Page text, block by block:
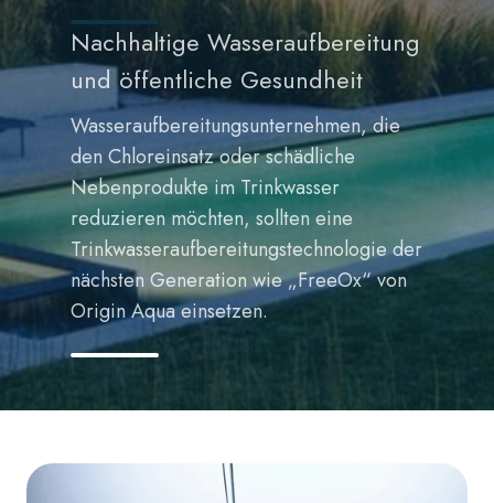
Nachhaltige Wasseraufbereitung
und öffentliche Gesundheit
Wasseraufbereitungsunternehmen, die
den Chloreinsatz oder schädliche
Nebenprodukte im Trinkwasser
reduzieren möchten, sollten eine
Trinkwasseraufbereitungstechnologie der
nächsten Generation wie „FreeOx“ von
Origin Aqua einsetzen.